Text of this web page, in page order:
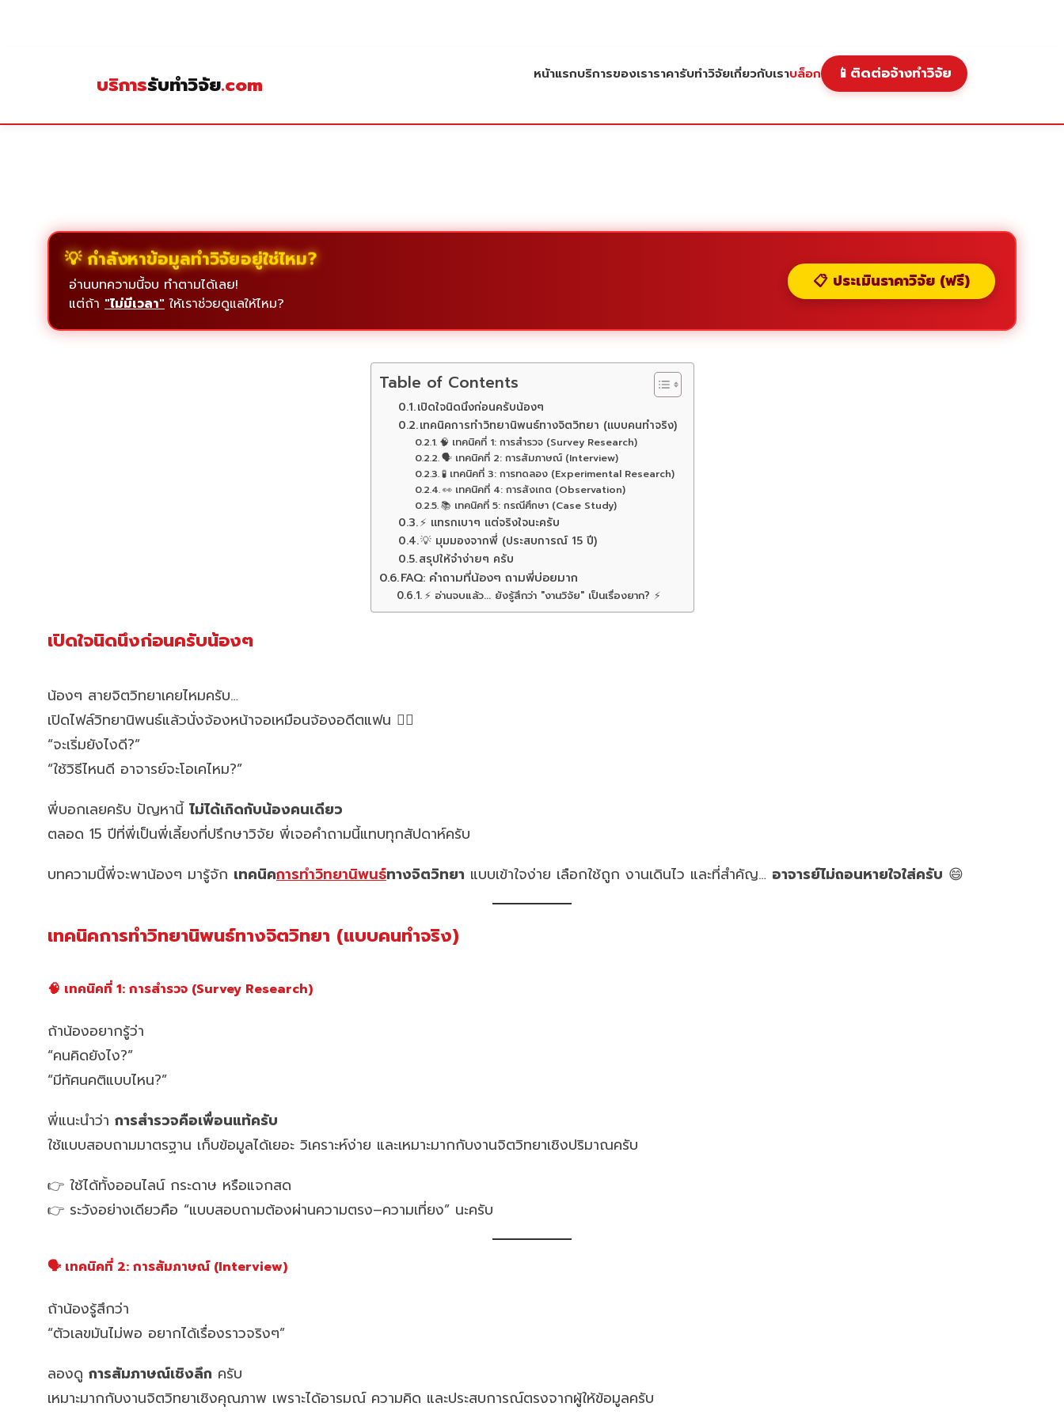
บริการรับทำวิจัย.com หน้าแรกบริการของเราราคารับทำวิจัยเกี่ยวกับเราบล็อก 📱 ติดต่อจ้างทำวิจัย
💡 กำลังหาข้อมูลทำวิจัยอยู่ใช่ไหม?
อ่านบทความนี้จบ ทำตามได้เลย!
แต่ถ้า "ไม่มีเวลา" ให้เราช่วยดูแลให้ไหม?
📋 ประเมินราคาวิจัย (ฟรี)
Table of Contents
เปิดใจนิดนึงก่อนครับน้องๆ
เทคนิคการทำวิทยานิพนธ์ทางจิตวิทยา (แบบคนทำจริง)
🧠 เทคนิคที่ 1: การสำรวจ (Survey Research)
🗣️ เทคนิคที่ 2: การสัมภาษณ์ (Interview)
🧪 เทคนิคที่ 3: การทดลอง (Experimental Research)
👀 เทคนิคที่ 4: การสังเกต (Observation)
📚 เทคนิคที่ 5: กรณีศึกษา (Case Study)
⚡ แทรกเบาๆ แต่จริงใจนะครับ
💡 มุมมองจากพี่ (ประสบการณ์ 15 ปี)
สรุปให้จำง่ายๆ ครับ
FAQ: คำถามที่น้องๆ ถามพี่บ่อยมาก
⚡ อ่านจบแล้ว... ยังรู้สึกว่า "งานวิจัย" เป็นเรื่องยาก? ⚡
เปิดใจนิดนึงก่อนครับน้องๆ
น้องๆ สายจิตวิทยาเคยไหมครับ…
เปิดไฟล์วิทยานิพนธ์แล้วนั่งจ้องหน้าจอเหมือนจ้องอดีตแฟน 😵‍💫
“จะเริ่มยังไงดี?”
“ใช้วิธีไหนดี อาจารย์จะโอเคไหม?”
พี่บอกเลยครับ ปัญหานี้ ไม่ได้เกิดกับน้องคนเดียว
ตลอด 15 ปีที่พี่เป็นพี่เลี้ยงที่ปรึกษาวิจัย พี่เจอคำถามนี้แทบทุกสัปดาห์ครับ
บทความนี้พี่จะพาน้องๆ มารู้จัก เทคนิคการทำวิทยานิพนธ์ทางจิตวิทยา แบบเข้าใจง่าย เลือกใช้ถูก งานเดินไว และที่สำคัญ… อาจารย์ไม่ถอนหายใจใส่ครับ 😄
เทคนิคการทำวิทยานิพนธ์ทางจิตวิทยา (แบบคนทำจริง)
🧠 เทคนิคที่ 1: การสำรวจ (Survey Research)
ถ้าน้องอยากรู้ว่า
“คนคิดยังไง?”
“มีทัศนคติแบบไหน?”
พี่แนะนำว่า การสำรวจคือเพื่อนแท้ครับ
ใช้แบบสอบถามมาตรฐาน เก็บข้อมูลได้เยอะ วิเคราะห์ง่าย และเหมาะมากกับงานจิตวิทยาเชิงปริมาณครับ
👉 ใช้ได้ทั้งออนไลน์ กระดาษ หรือแจกสด
👉 ระวังอย่างเดียวคือ “แบบสอบถามต้องผ่านความตรง–ความเที่ยง” นะครับ
🗣️ เทคนิคที่ 2: การสัมภาษณ์ (Interview)
ถ้าน้องรู้สึกว่า
“ตัวเลขมันไม่พอ อยากได้เรื่องราวจริงๆ”
ลองดู การสัมภาษณ์เชิงลึก ครับ
เหมาะมากกับงานจิตวิทยาเชิงคุณภาพ เพราะได้อารมณ์ ความคิด และประสบการณ์ตรงจากผู้ให้ข้อมูลครับ